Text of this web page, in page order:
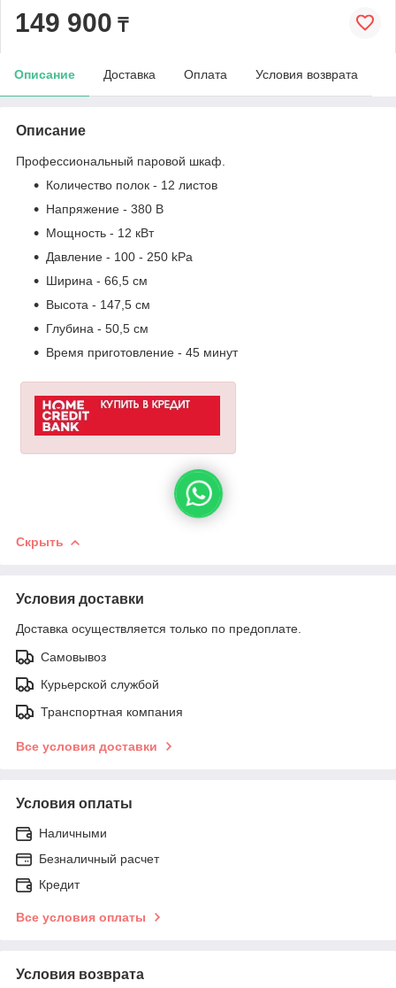
149 900 ₸
Описание Доставка Оплата Условия возврата
Описание
Профессиональный паровой шкаф.
Количество полок - 12 листов
Напряжение - 380 В
Мощность - 12 кВт
Давление - 100 - 250 kPa
Ширина - 66,5 см
Высота - 147,5 см
Глубина - 50,5 см
Время приготовление - 45 минут
Скрыть
Условия доставки
Доставка осуществляется только по предоплате.
Самовывоз
Курьерской службой
Транспортная компания
Все условия доставки
Условия оплаты
Наличными
Безналичный расчет
Кредит
Все условия оплаты
Условия возврата